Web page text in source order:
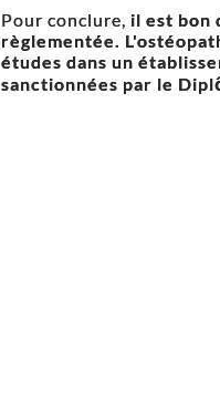
Pour conclure, il est bon
règlementée.
études dans un
sanctionnées par le